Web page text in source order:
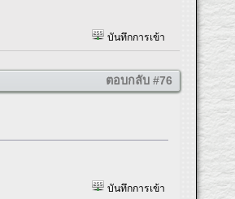
บันทึกการเข้า
ตอบกลับ #76
บันทึกการเข้า